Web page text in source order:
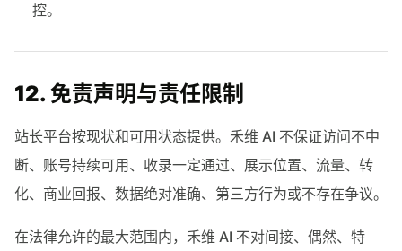
控。
12. 免责声明与责任限制
站长平台按现状和可用状态提供。禾维 AI 不保证访问不中
断、账号持续可用、收录一定通过、展示位置、流量、转
化、商业回报、数据绝对准确、第三方行为或不存在争议。
在法律允许的最大范围内，禾维 AI 不对间接、偶然、特